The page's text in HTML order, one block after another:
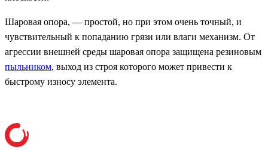
Шаровая опора, — простой, но при этом очень точный, и
чувствительный к попаданию грязи или влаги механизм. От
агрессии внешней среды шаровая опора защищена резиновым
пыльником, выход из строя которого может привести к
быстрому износу элемента.